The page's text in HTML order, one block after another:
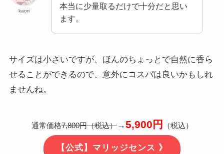
kaori
本当に少量取るだけで十分だと思い
ます。
サイズは小さいですが、ほんのちょっとで自然に香ら
せることができるので、意外にコスパは良いかもしれ
ませんね。
通常価格7,800円（税込）→5,900円 （税込）
【公式】マリッジセンス 》